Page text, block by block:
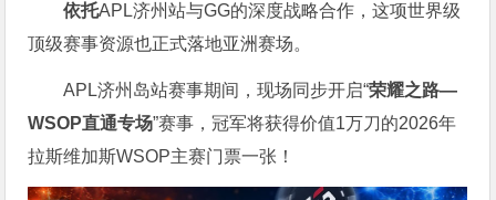
依托APL济州站与GG的深度战略合作，这项世界级
顶级赛事资源也正式落地亚洲赛场。
APL济州岛站赛事期间，现场同步开启“荣耀之路—
WSOP直通专场”赛事，冠军将获得价值1万刀的2026年
拉斯维加斯WSOP主赛门票一张！